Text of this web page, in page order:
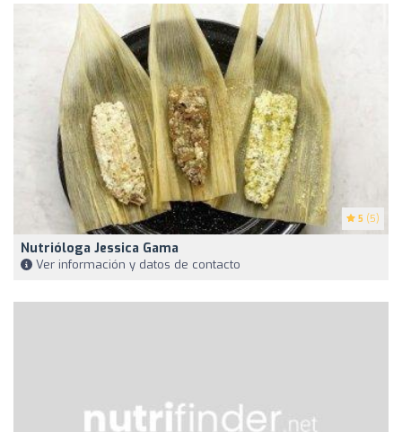
5 (5)
Nutrióloga Jessica Gama
Ver información y datos de contacto